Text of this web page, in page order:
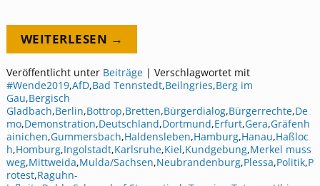
WEITERLESEN →
Veröffentlicht unter Beiträge| Verschlagwortet mit
#Wende2019,AfD,Bad Tennstedt,Beilngries,Berg im
Gau,Bergisch
Gladbach,Berlin,Bottrop,Bretten,Bürgerdialog,Bürgerrechte,De
mo,Demonstration,Deutschland,Dortmund,Erfurt,Gera,Gräfenh
ainichen,Gummersbach,Haldensleben,Hamburg,Hanau,Haßloc
h,Homburg,Ingolstadt,Karlsruhe,Kiel,Kundgebung,Merkel muss
weg,Mittweida,Mulda/Sachsen,Neubrandenburg,Plessa,Politik,P
rotest,Raguhn-